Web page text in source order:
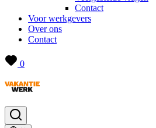
Contact
Voor werkgevers
Over ons
Contact
0